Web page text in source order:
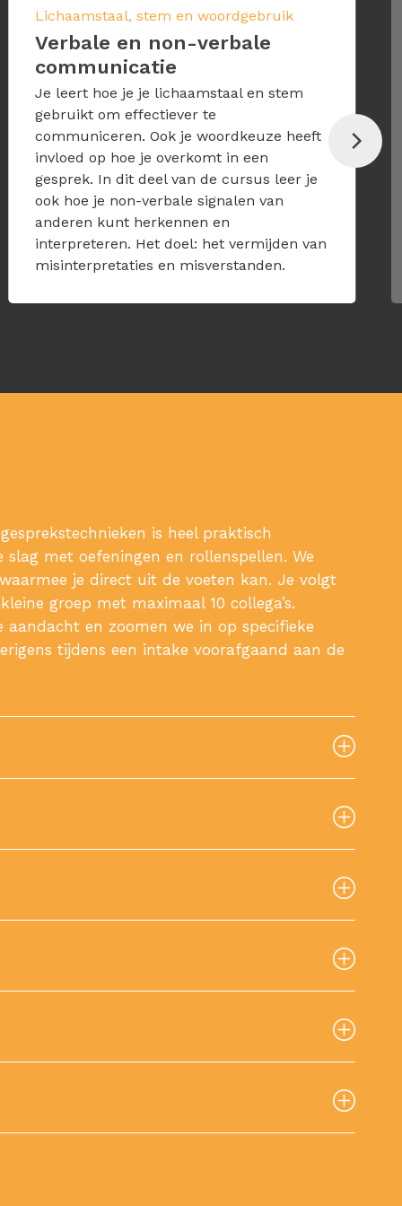
Lichaamstaal, stem en woordgebruik
Verbale en non-verbale
communicatie
Je leert hoe je je lichaamstaal en stem
gebruikt om effectiever te
communiceren. Ook je woordkeuze heeft
invloed op hoe je overkomt in een
gesprek. In dit deel van de cursus leer je
ook hoe je non-verbale signalen van
anderen kunt herkennen en
interpreteren. Het doel: het vermijden van
misinterpretaties en misverstanden.
is heel praktisch
met oefeningen en rollenspellen. We
je direct uit de voeten kan. Je volgt
groep met maximaal 10 collega’s.
aandacht en zoomen we in op specifieke
tijdens een intake voorafgaand aan de